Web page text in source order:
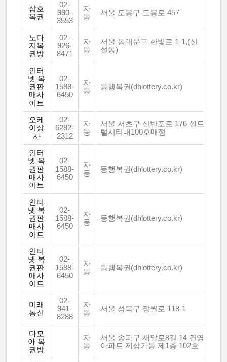
삼호
복권
02-
990-
3553
자
동
서울 도봉구 도봉로 457
노다
지복
권방
02-
926-
8471
자
동
서울 동대문구 한빛로 1-1,(신
설동)
인터
넷 복
권판
매사
이트
02-
1588-
6450
자
동
동행복권(dhlottery.co.kr)
오케
이상
사
02-
6282-
2312
자
동
서울 서초구 신반포로 176 센트
럴시티내100호매점
인터
넷 복
권판
매사
이트
02-
1588-
6450
자
동
동행복권(dhlottery.co.kr)
인터
넷 복
권판
매사
이트
02-
1588-
6450
자
동
동행복권(dhlottery.co.kr)
인터
넷 복
권판
매사
이트
02-
1588-
6450
자
동
동행복권(dhlottery.co.kr)
미래
통신
02-
941-
8288
자
동
서울 성북구 장월로 118-1
다모
아 복
권방
자
동
서울 송파구 새말로8길 14 건영
아파트 제상가동 제1층 102호